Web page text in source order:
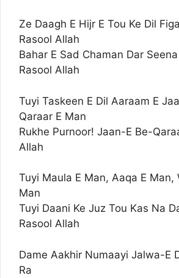
Ze Daagh E Hijr E Tou Ke Dil
Rasool Allah
Bahar E Sad Chaman Dar
Rasool Allah
Tuyi Taskeen E Dil Aaraam E
Qaraar E Man
Rukhe Purnoor! Jaan-E Be-
Allah
Tuyi Maula E Man, Aaqa E Man,
Man
Tuyi Daani Ke Juz Tou Kas Na
Rasool Allah
Dame Aakhir Numaayi Jalwa-E
Ra